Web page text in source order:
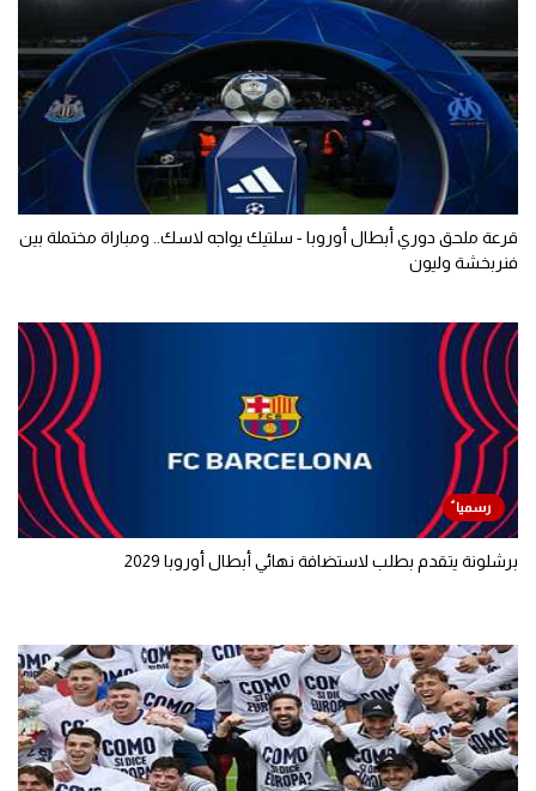
قرعة ملحق دوري أبطال أوروبا - سلتيك يواجه لاسك.. ومباراة مختملة بين
فنربخشة وليون
برشلونة يتقدم بطلب لاستضافة نهائي أبطال أوروبا 2029